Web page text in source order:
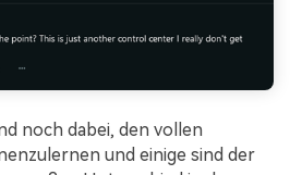
noch dabei, den vollen
und einige sind der